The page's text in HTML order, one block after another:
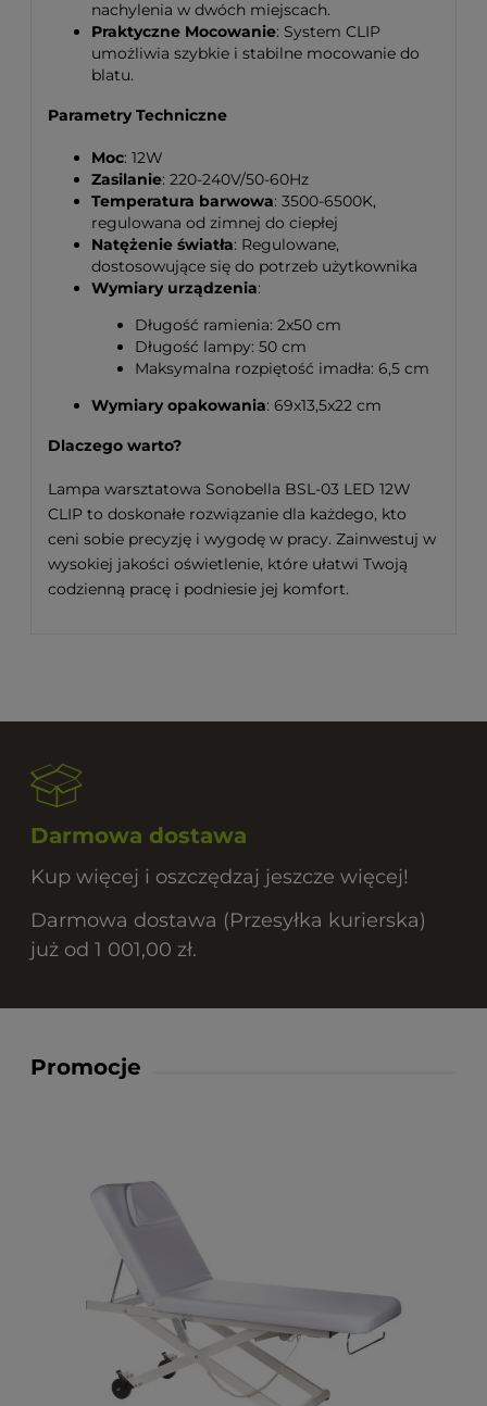
nachylenia w dwóch miejscach.
Praktyczne Mocowanie: System CLIP
umożliwia szybkie i stabilne mocowanie do
blatu.
Parametry Techniczne
Moc: 12W
Zasilanie: 220-240V/50-60Hz
Temperatura barwowa: 3500-6500K,
regulowana od zimnej do ciepłej
Natężenie światła: Regulowane,
dostosowujące się do potrzeb użytkownika
Wymiary urządzenia:
Długość ramienia: 2x50 cm
Długość lampy: 50 cm
Maksymalna rozpiętość imadła: 6,5 cm
Wymiary opakowania: 69x13,5x22 cm
Dlaczego warto?
Lampa warsztatowa Sonobella BSL-03 LED 12W
CLIP to doskonałe rozwiązanie dla każdego, kto
ceni sobie precyzję i wygodę w pracy. Zainwestuj w
wysokiej jakości oświetlenie, które ułatwi Twoją
codzienną pracę i podniesie jej komfort.
Darmowa dostawa
Kup więcej i oszczędzaj jeszcze więcej!
Darmowa dostawa (Przesyłka kurierska)
już od 1 001,00 zł.
Promocje